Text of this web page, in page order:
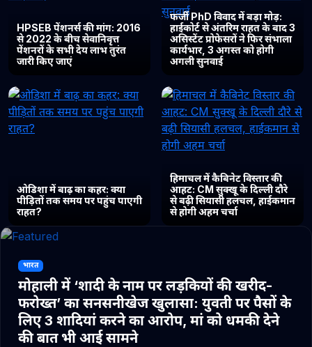
HPSEB पेंशनर्स की मांग: 2016
से 2022 के बीच सेवानिवृत्त
पेंशनरों के सभी देय लाभ तुरंत
जारी किए जाएं
फर्जी PhD विवाद में बड़ा मोड़:
हाईकोर्ट से अंतरिम राहत के बाद 3
असिस्टेंट प्रोफेसरों ने फिर संभाला
कार्यभार, 3 अगस्त को होगी
अगली सुनवाई
ओडिशा में बाढ़ का कहर: क्या
पीड़ितों तक समय पर पहुंच पाएगी
राहत?
हिमाचल में कैबिनेट विस्तार की
आहट: CM सुक्खू के दिल्ली दौरे
से बढ़ी सियासी हलचल, हाईकमान
से होगी अहम चर्चा
भारत
मोहाली में ‘शादी के नाम पर लड़कियों की खरीद-
फरोख्त’ का सनसनीखेज खुलासा: युवती पर पैसों के
लिए 3 शादियां करने का आरोप, मां को धमकी देने
की बात भी आई सामने